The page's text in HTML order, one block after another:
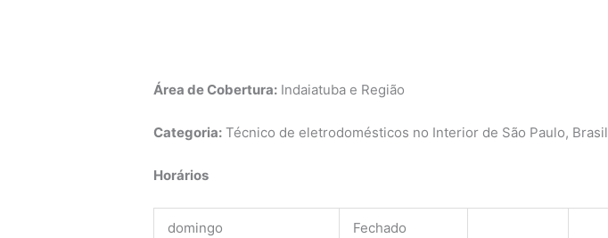
Área de Cobertura: Indaiatuba e Região
Categoria: Técnico de eletrodomésticos no Interior de São Paulo, Brasil
Horários
domingo Fechado